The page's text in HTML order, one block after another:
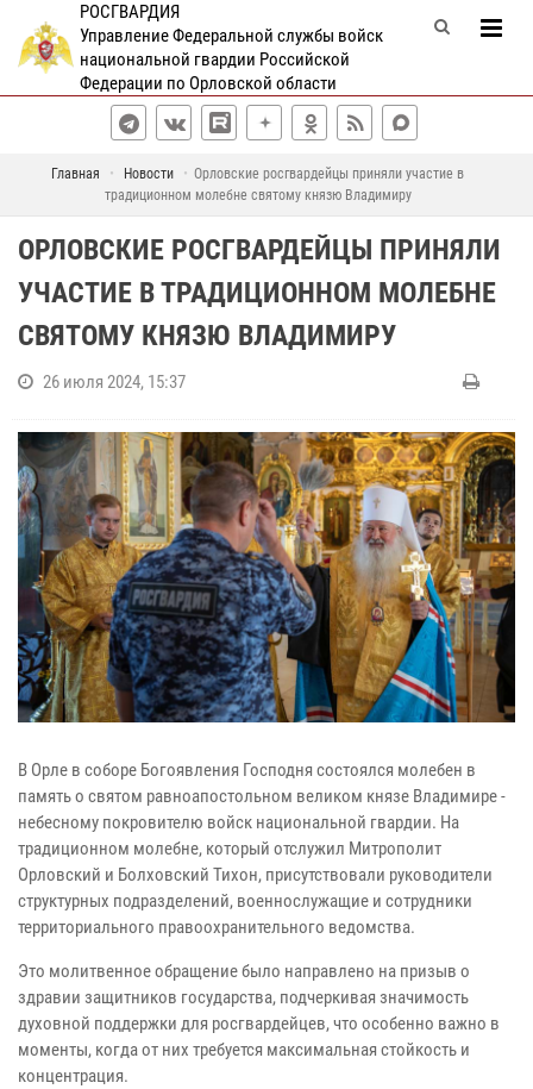
РОСГВАРДИЯ
Управление Федеральной службы войск
национальной гвардии Российской
Федерации по Орловской области
Главная Новости
Орловские росгвардейцы приняли участие в
традиционном молебне святому князю Владимиру
ОРЛОВСКИЕ РОСГВАРДЕЙЦЫ ПРИНЯЛИ
УЧАСТИЕ В ТРАДИЦИОННОМ МОЛЕБНЕ
СВЯТОМУ КНЯЗЮ ВЛАДИМИРУ
26 июля 2024, 15:37
В Орле в соборе Богоявления Господня состоялся молебен в
память о святом равноапостольном великом князе Владимире -
небесному покровителю войск национальной гвардии. На
традиционном молебне, который отслужил Митрополит
Орловский и Болховский Тихон, присутствовали руководители
структурных подразделений, военнослужащие и сотрудники
территориального правоохранительного ведомства.
Это молитвенное обращение было направлено на призыв о
здравии защитников государства, подчеркивая значимость
духовной поддержки для росгвардейцев, что особенно важно в
моменты, когда от них требуется максимальная стойкость и
концентрация.